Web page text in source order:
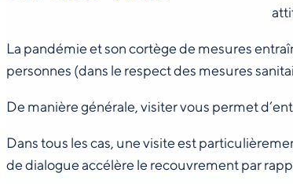
La pandémie et son cortège de mesures
personnes (dans le respect des mesures
De manière générale, visiter vous permet
Dans tous les cas, une visite est
de dialogue accélère le recouvrement par